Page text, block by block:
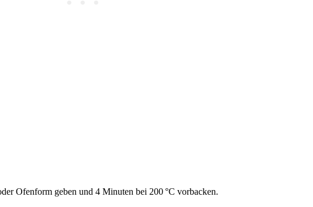
Ofenform geben und 4 Minuten bei 200 °C vorbacken.